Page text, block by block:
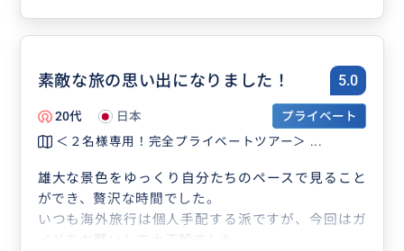
素敵な旅の思い出になりました！ 5.0
20代 日本
プライベート
＜２名様専用！完全プライベートツアー＞ ...
雄大な景色をゆっくり自分たちのペースで見ること
ができ、贅沢な時間でした。
いつも海外旅行は個人手配する派ですが、今回はガ
イドをお願いして大正解でした。